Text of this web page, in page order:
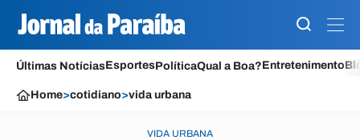
Últimas NotíciasEsportesPolíticaQual a Boa?Entretenimento
Home>cotidiano>vida urbana
VIDA URBANA